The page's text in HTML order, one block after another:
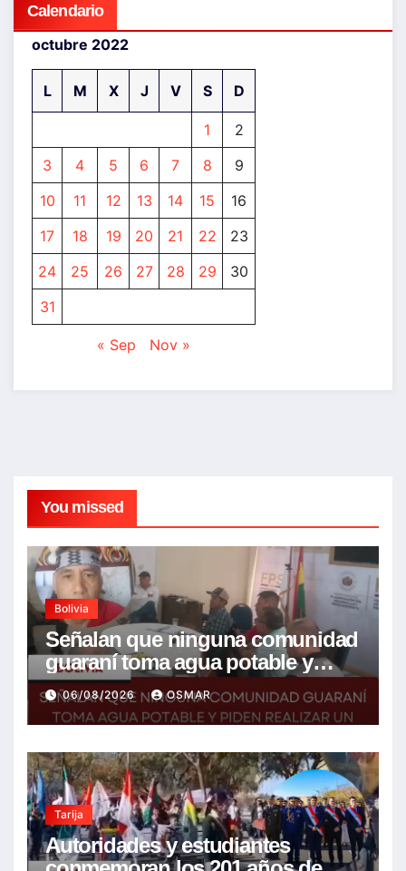
Calendario
octubre 2022
L M X J V S D
1
2
3
4 5 6 7 8
9
10
11 12 13 14 15
16
17
18 19 20 21 22
23
24
25 26 27 28 29
30
31
« Sep Nov »
You missed
Bolivia
Señalan que ninguna comunidad
guaraní toma agua potable y
piden realizar un Foro para
resolver la problemática
06/08/2026 OSMAR
Tarija
Autoridades y estudiantes